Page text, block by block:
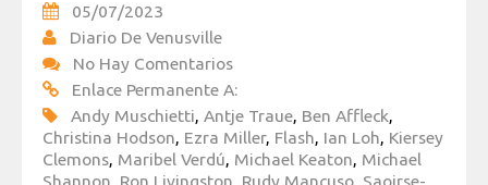
05/07/2023
Diario De Venusville
No Hay Comentarios
Enlace Permanente A:
Andy Muschietti, Antje Traue, Ben Affleck,
Christina Hodson, Ezra Miller, Flash, Ian Loh, Kiersey
Clemons, Maribel Verdú, Michael Keaton, Michael
Shannon Ron Livingston Rudy Mancuso Saoirse-